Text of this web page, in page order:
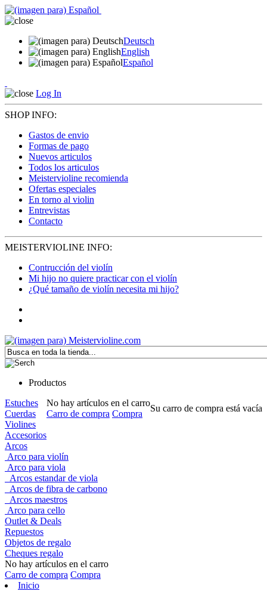
Deutsch
English
Español
Log In
SHOP INFO:
Gastos de envio
Formas de pago
Nuevos articulos
Todos los articulos
Meistervioline recomienda
Ofertas especiales
En torno al violin
Entrevistas
Contacto
MEISTERVIOLINE INFO:
Contrucción del violín
Mi hijo no quiere practicar con el violín
¿Qué tamaño de violín necesita mi hijo?
Productos
No hay artículos en el carro
Carro de compra Compra
Su carro de compra está vacía
Estuches
Cuerdas
Violines
Accesorios
Arcos
Arco para violín
Arco para viola
Arcos estandar de viola
Arcos de fibra de carbono
Arcos maestros
Arco para cello
Outlet & Deals
Repuestos
Objetos de regalo
Cheques regalo
No hay artículos en el carro
Carro de compra Compra
Inicio